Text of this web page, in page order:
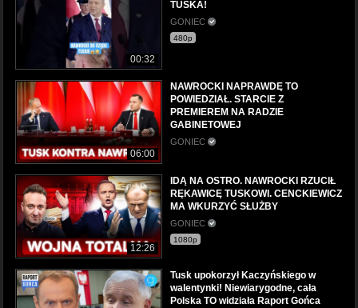
00:32
TUSKA!
GONIEC
480p
06:00
NAWROCKI NAPRAWDĘ TO
POWIEDZIAŁ. STARCIE Z
PREMIEREM NA RADZIE
GABINETOWEJ
GONIEC
12:26
IDĄ NA OSTRO. NAWROCKI RZUCIŁ
RĘKAWICĘ TUSKOWI. CENCKIEWICZ
MA WKURZYĆ SŁUŻBY
GONIEC
1080p
Tusk upokorzył Kaczyńskiego w
walentynki! Niewiarygodne, cała
Polska TO widziała Raport Gońca